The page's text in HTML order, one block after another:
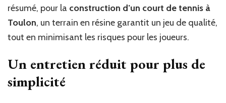
résumé, pour la construction d’un court de tennis à
Toulon, un terrain en résine garantit un jeu de qualité,
tout en minimisant les risques pour les joueurs.
Un entretien réduit pour plus de
simplicité